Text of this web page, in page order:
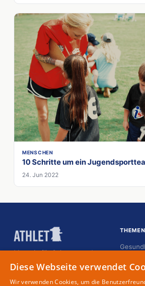
MENSCHEN
10 Schritte um ein
24. Jun 2022
Magazin für Spitzensportler
THEMEN
Diese Webseite verwendet
Wir verwenden Cookies, um die